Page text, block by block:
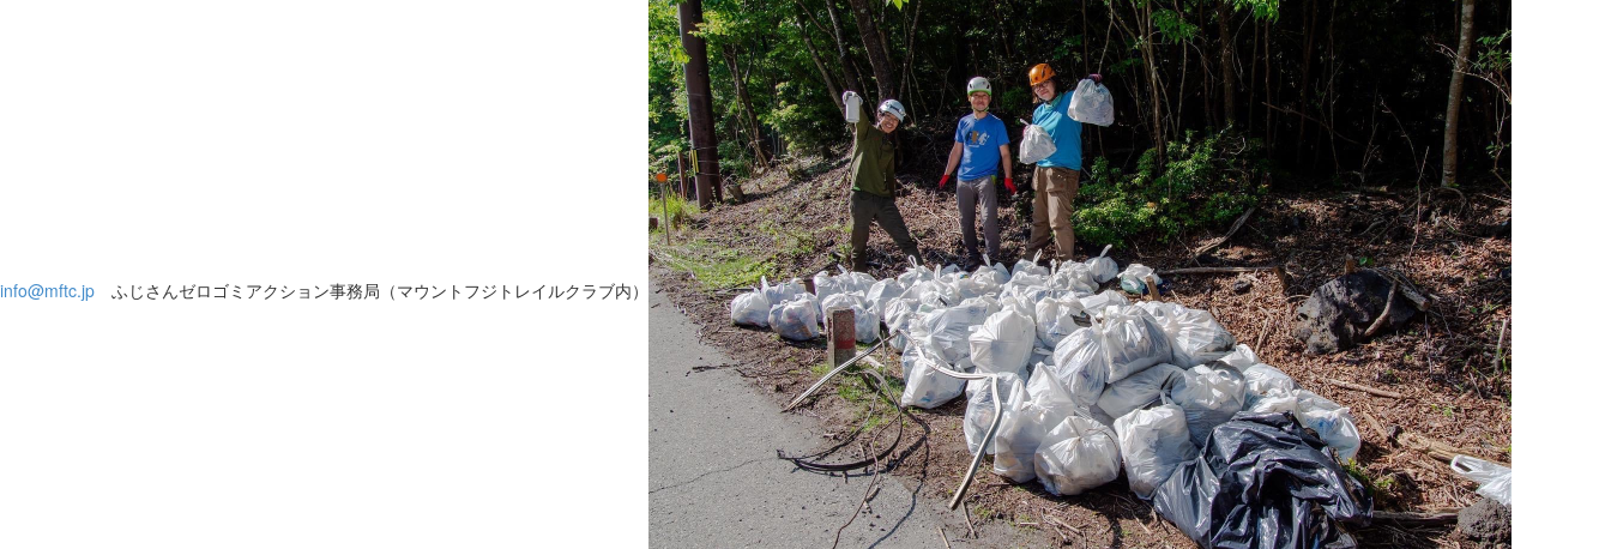
info@mftc.jp ふじさんゼロゴミアクション事務局（マウントフジトレイルクラブ内）